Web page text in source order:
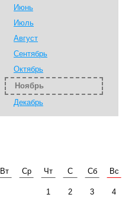
Июнь
Июль
Август
Сентябрь
Октябрь
Ноябрь
Декабрь
Вт Ср Чт С Сб Вс
1 2 3 4